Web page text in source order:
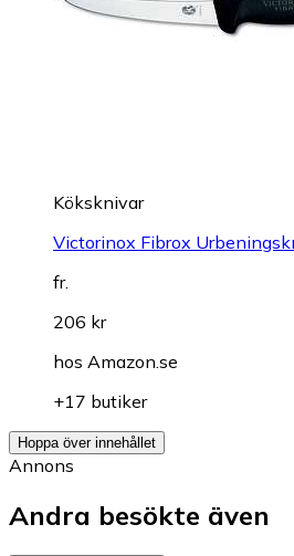
Köksknivar
Victorinox Fibrox
fr.
206 kr
hos Amazon.se
+17 butiker
Hoppa över innehållet
Annons
Andra besökte även